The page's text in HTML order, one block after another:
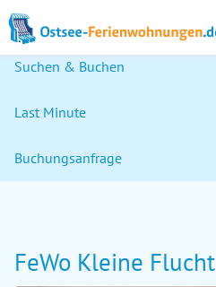
Suchen & Buchen
Last Minute
Buchungsanfrage
FeWo Kleine Flucht